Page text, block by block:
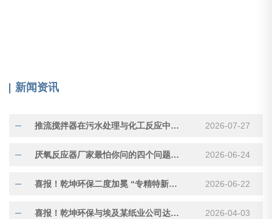
新闻资讯
推流搅拌器在污水处理与化工反应中的应用与选型 2026-07-27
厌氧反应器厂家最怕你问的四个问题，能问出真实水平 2026-06-24
喜报！乾坤环保二度加冕 “专精特新” 企业称号，再获认定 2026-06-22
喜报！乾坤环保与埃及某纸业公司达成技术服务合作 2026-04-03